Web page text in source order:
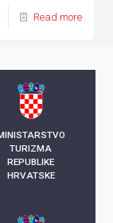
Read more
TURIZMA
REPUBLIKE
HRVATSKE